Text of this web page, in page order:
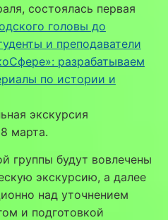
состоялась первая
головы до
и преподаватели
разрабатываем
по истории и
экскурсия
марта.
группы будут вовлечены
экскурсию, а далее
над уточнением
и подготовкой